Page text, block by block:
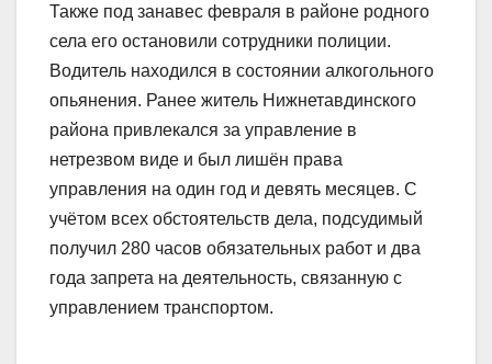
Также под занавес февраля в районе родного
села его остановили сотрудники полиции.
Водитель находился в состоянии алкогольного
опьянения. Ранее житель Нижнетавдинского
района привлекался за управление в
нетрезвом виде и был лишён права
управления на один год и девять месяцев. С
учётом всех обстоятельств дела, подсудимый
получил 280 часов обязательных работ и два
года запрета на деятельность, связанную с
управлением транспортом.